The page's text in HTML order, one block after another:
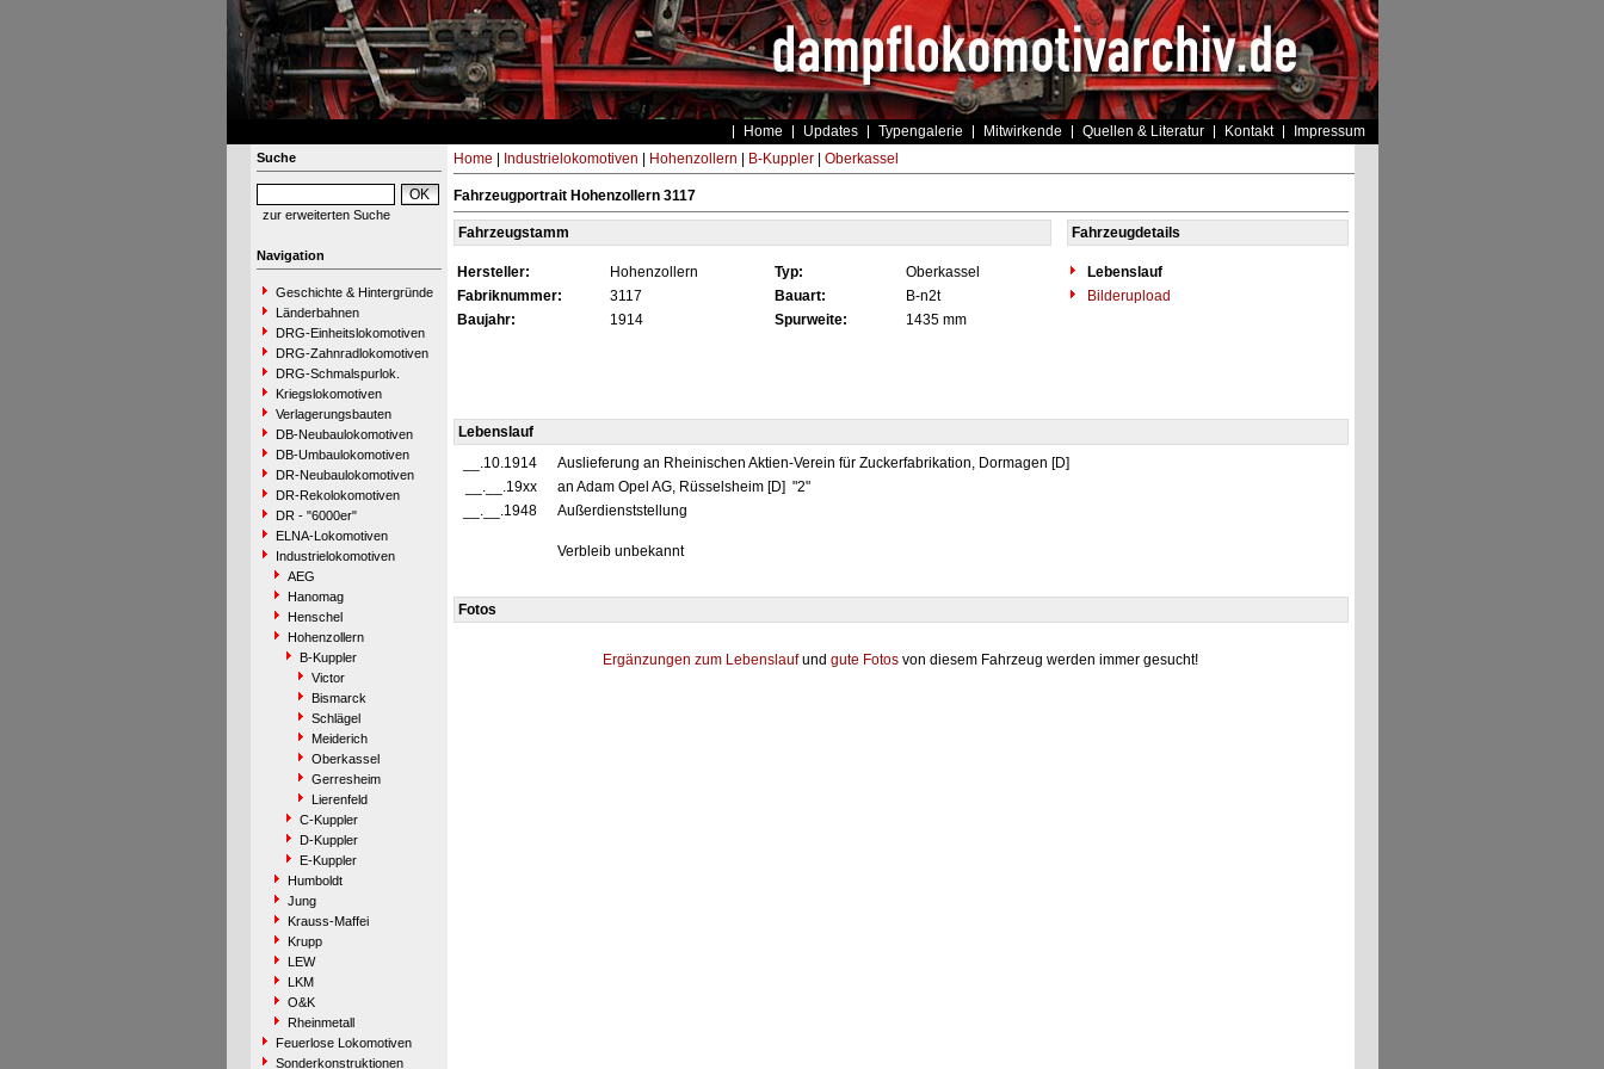
Home Updates Typengalerie Mitwirkende Quellen & Literatur Kontakt Impressum
Suche
zur erweiterten Suche
Navigation
Geschichte & Hintergründe
Länderbahnen
DRG-Einheitslokomotiven
DRG-Zahnradlokomotiven
DRG-Schmalspurlok.
Kriegslokomotiven
Verlagerungsbauten
DB-Neubaulokomotiven
DB-Umbaulokomotiven
DR-Neubaulokomotiven
DR-Rekolokomotiven
DR - "6000er"
ELNA-Lokomotiven
Industrielokomotiven
AEG
Hanomag
Henschel
Hohenzollern
B-Kuppler
Victor
Bismarck
Schlägel
Meiderich
Oberkassel
Gerresheim
Lierenfeld
C-Kuppler
D-Kuppler
E-Kuppler
Humboldt
Jung
Krauss-Maffei
Krupp
LEW
LKM
O&K
Rheinmetall
Feuerlose Lokomotiven
Sonderkonstruktionen
Home Industrielokomotiven Hohenzollern B-Kuppler| Oberkassel
Fahrzeugportrait Hohenzollern 3117
Fahrzeugstamm Fahrzeugdetails
Hersteller: Hohenzollern Typ: Oberkassel
Lebenslauf
Fabriknummer:
3117 Bauart: B-n2t
Bilderupload
Baujahr:
1914 Spurweite: 1435 mm
Lebenslauf
__.10.1914
Auslieferung an Rheinischen Aktien-Verein für Zuckerfabrikation, Dormagen [D]
__.__.19xx
an Adam Opel AG, Rüsselsheim [D] "2"
__.__.1948
Außerdienststellung
Verbleib unbekannt
Fotos
Ergänzungen zum Lebenslaufund gute Fotos von diesem Fahrzeug werden immer gesucht!